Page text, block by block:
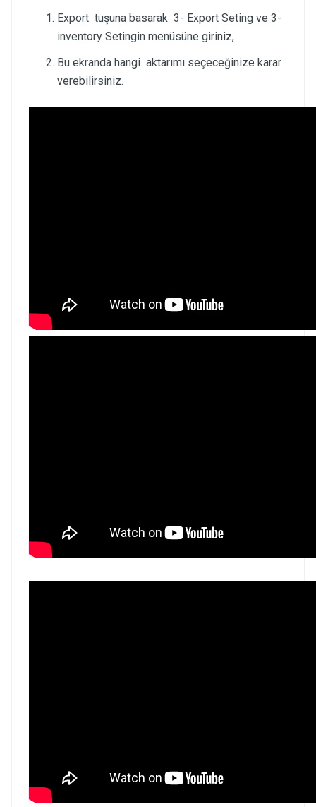
Export tuşuna basarak 3- Export Seting ve 3-
inventory Setingin menüsüne giriniz,
Bu ekranda hangi aktarımı seçeceğinize karar
verebilirsiniz.